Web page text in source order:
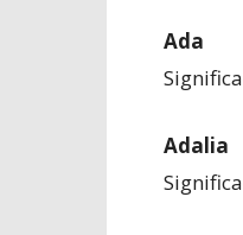
Ada
Adalia